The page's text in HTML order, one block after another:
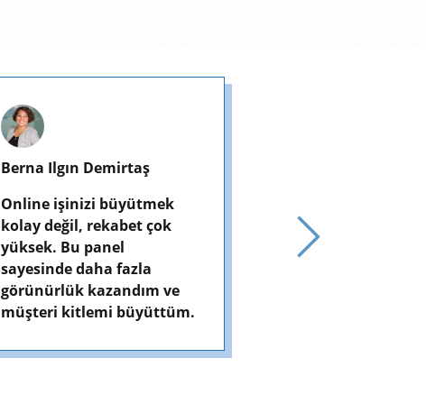
Buğra Berk Açar
Açıkçası bu panelden
aldığım hizmetlerin bu
kadar iyi olmasını
beklemiyordum. Sonuçlar
gerçekten etkileyici.
Kesinlikle tekrar sipariş
bütçem oldukça
ve ajanslarla